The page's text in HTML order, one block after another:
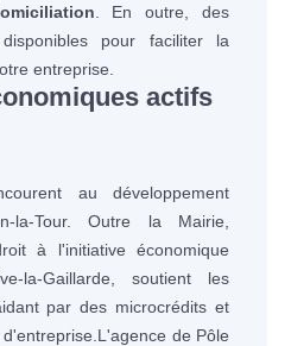
. En outre, des
pour faciliter la
entreprise.
actifs
au développement
la-Tour. Outre la Mairie,
à l'initiative économique
la-Gaillarde, soutient les
par des microcrédits et
de Pôle